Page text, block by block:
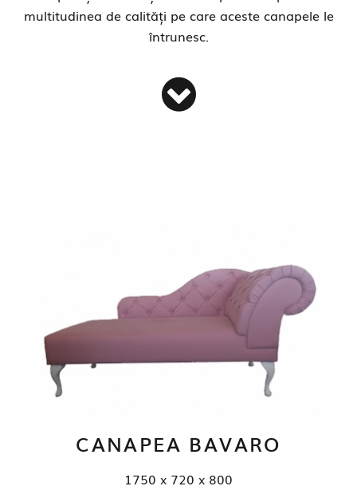
multitudinea de calități pe care aceste canapele le
întrunesc.
CANAPEA BAVARO
1750 x 720 x 800